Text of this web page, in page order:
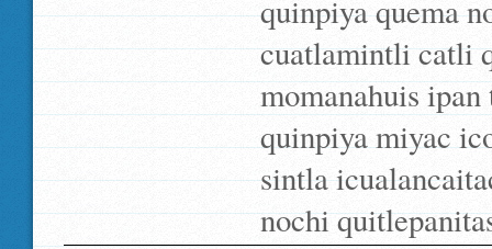
quinpiya quema
cuatlamintli catli
momanahuis
quinpiya miyac
sintla
nochi